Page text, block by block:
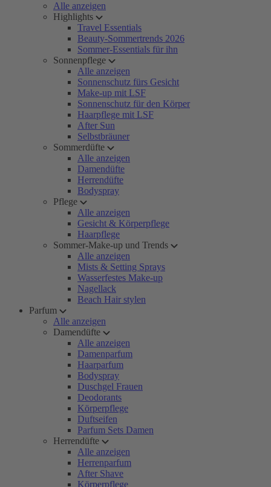
Alle anzeigen
Highlights
Travel Essentials
Beauty-Sommertrends 2026
Sommer-Essentials für ihn
Sonnenpflege
Alle anzeigen
Sonnenschutz fürs Gesicht
Make-up mit LSF
Sonnenschutz für den Körper
Haarpflege mit LSF
After Sun
Selbstbräuner
Sommerdüfte
Alle anzeigen
Damendüfte
Herrendüfte
Bodyspray
Pflege
Alle anzeigen
Gesicht & Körperpflege
Haarpflege
Sommer-Make-up und Trends
Alle anzeigen
Mists & Setting Sprays
Wasserfestes Make-up
Nagellack
Beach Hair stylen
Parfum
Alle anzeigen
Damendüfte
Alle anzeigen
Damenparfum
Haarparfum
Bodyspray
Duschgel Frauen
Deodorants
Körperpflege
Duftseifen
Parfum Sets Damen
Herrendüfte
Alle anzeigen
Herrenparfum
After Shave
Körperpflege